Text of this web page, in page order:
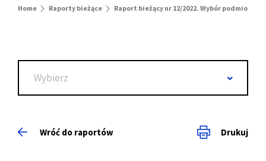
Home Raporty bieżące Raport bieżący nr 12/2022. Wybór podmiotu
Wybierz
Wróć do raportów Drukuj